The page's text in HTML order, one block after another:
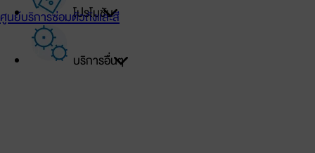
โปรโมชัน
บริการอื่นๆ
ศูนย์บริการซ่อมตัวถังและสี
โปรโมชัน